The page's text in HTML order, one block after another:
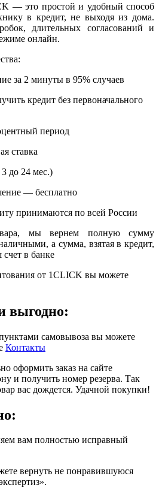
— это простой и удобный способ
в кредит, не выходя из дома.
длительных согласований и
онлайн.
за 2 минуты в 95% случаев
кредит без первоначального
период
ставка
до 24 мес.)
— бесплатно
принимаются по всей России
мы вернем полную сумму
а сумма, взятая в кредит,
счет в банке
от 1CLICK вы можете
выгодно:
самовывоза вы можете
Контакты
оформить заказ на сайте
и получить номер резерва. Так
вас дождется. Удачной покупки!
вам полностью исправный
вернуть не понравившуюся